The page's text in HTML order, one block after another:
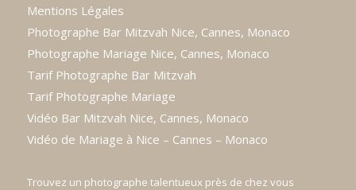
Mentions Légales
Photographe Bar Mitzvah Nice, Cannes, Monaco
Photographe Mariage Nice, Cannes, Monaco
Tarif Photographe Bar Mitzvah
Tarif Photographe Mariage
Vidéo Bar Mitzvah Nice, Cannes, Monaco
Vidéo de Mariage à Nice – Cannes – Monaco
Trouvez un photographe talentueux près de chez vous